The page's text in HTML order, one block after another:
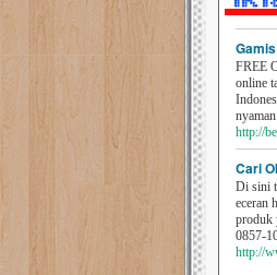
FREE
online
http://
Cari
Di sini
eceran
produk
0857-
http://